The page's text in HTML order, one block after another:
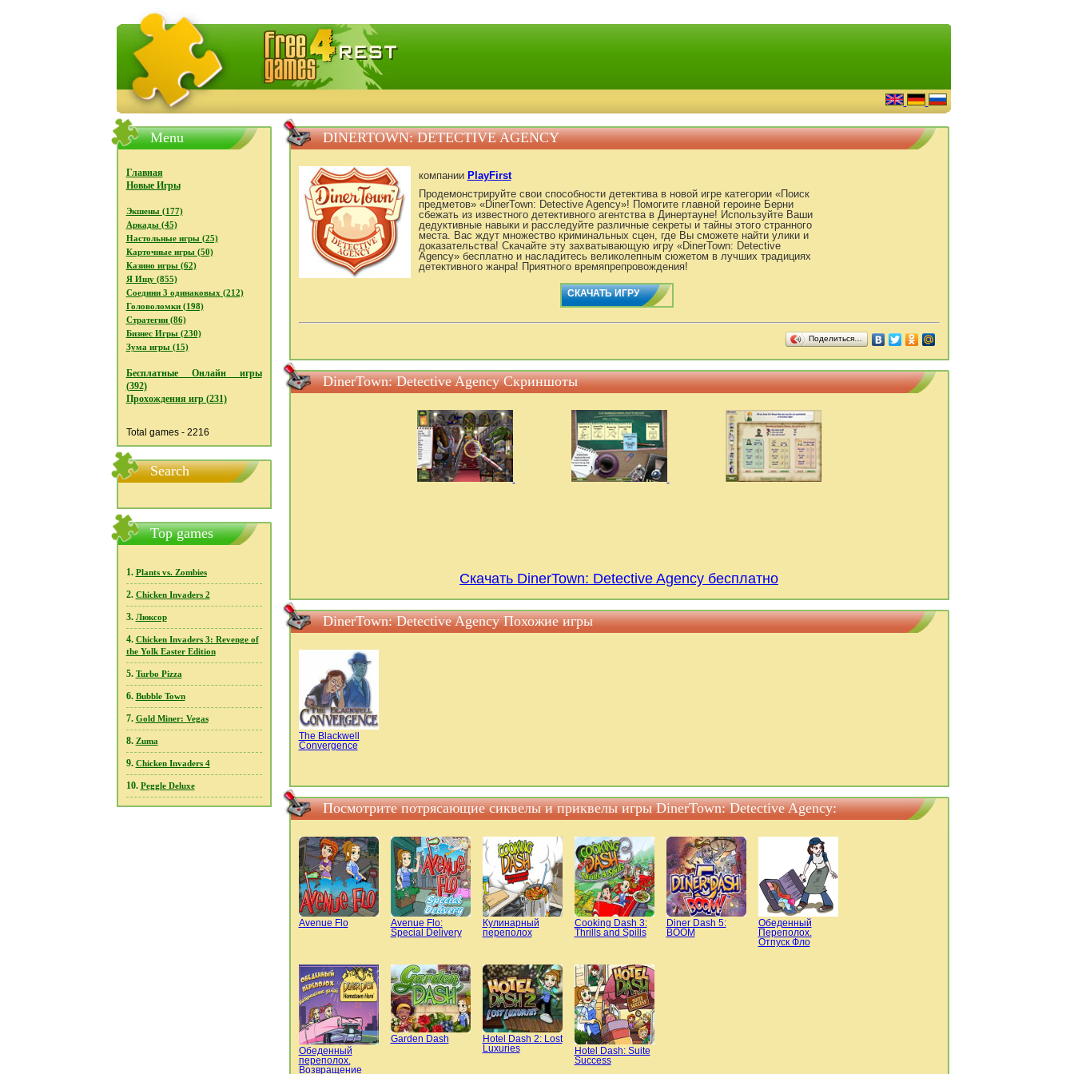
FreeGames4Rrest - Бесплатно скачать игры, бесплатные мини игры онлайн
Menu
Главная
Новые Игры
Экшены (177)
Аркады (45)
Настольные игры (25)
Карточные игры (50)
Казино игры (62)
Я Ищу (855)
Соедини 3 одинаковых (212)
Головоломки (198)
Стратегии (86)
Бизнес Игры (230)
Зума игры (15)
Бесплатные Онлайн игры
(392)
Прохождения игр (231)
Total games - 2216
Search
Top games
1. Plants vs. Zombies
2. Chicken Invaders 2
3. Люксор
4. Chicken Invaders 3: Revenge of
the Yolk Easter Edition
5. Turbo Pizza
6. Bubble Town
7. Gold Miner: Vegas
8. Zuma
9. Chicken Invaders 4
10. Peggle Deluxe
DINERTOWN: DETECTIVE AGENCY
компании PlayFirst
Продемонстрируйте свои способности детектива в новой игре категории «Поиск
предметов» «DinerTown: Detective Agency»! Помогите главной героине Берни
сбежать из известного детективного агентства в Динертауне! Используйте Ваши
дедуктивные навыки и расследуйте различные секреты и тайны этого странного
места. Вас ждут множество криминальных сцен, где Вы сможете найти улики и
доказательства! Скачайте эту захватывающую игру «DinerTown: Detective
Agency» бесплатно и насладитесь великолепным сюжетом в лучших традициях
детективного жанра! Приятного времяпрепровождения!
СКАЧАТЬ ИГРУ
Поделиться…
DinerTown: Detective Agency Скриншоты
Скачать DinerTown: Detective Agency бесплатно
DinerTown: Detective Agency Похожие игры
The Blackwell
Convergence
Посмотрите потрясающие сиквелы и приквелы игры DinerTown: Detective Agency:
Avenue Flo
Avenue Flo:
Special Delivery
Кулинарный
переполох
Cooking Dash 3:
Thrills and Spills
Diner Dash 5:
BOOM
Обеденный
Переполох.
Отпуск Фло
Обеденный
переполох.
Возвращение
Garden Dash
Hotel Dash 2: Lost
Luxuries
Hotel Dash: Suite
Success